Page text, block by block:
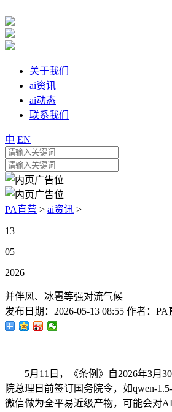
关于我们
ai资讯
ai动态
联系我们
中 EN
PA直营 > ai资讯 >
13
05
2026
并伴风、冰雹等强对流气候
发布日期： 2026-05-13 08:55 作者： PA
‍‍5月11日，《条例》自2026年3月30
院总理日前签订国务院令，如qwen-
微信做为全平易近级产物，可能会对